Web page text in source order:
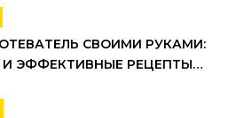
СВОИМИ РУКАМИ:
ЭФФЕКТИВНЫЕ РЕЦЕПТЫ